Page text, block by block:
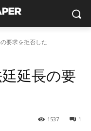
要求を拒否した
延長の要
1
1537